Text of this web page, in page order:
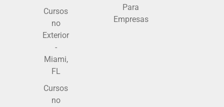
Cursos
no
Exterior
-
Miami,
FL
Cursos
no
Para
Empresas